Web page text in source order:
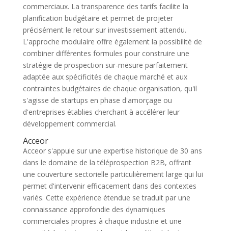
commerciaux. La transparence des tarifs facilite la
planification budgétaire et permet de projeter
précisément le retour sur investissement attendu.
L'approche modulaire offre également la possibilité de
combiner différentes formules pour construire une
stratégie de prospection sur-mesure parfaitement
adaptée aux spécificités de chaque marché et aux
contraintes budgétaires de chaque organisation, qu'il
s'agisse de startups en phase d'amorçage ou
d'entreprises établies cherchant à accélérer leur
développement commercial.
Acceor
Acceor s'appuie sur une expertise historique de 30 ans
dans le domaine de la téléprospection B2B, offrant
une couverture sectorielle particulièrement large qui lui
permet d'intervenir efficacement dans des contextes
variés. Cette expérience étendue se traduit par une
connaissance approfondie des dynamiques
commerciales propres à chaque industrie et une